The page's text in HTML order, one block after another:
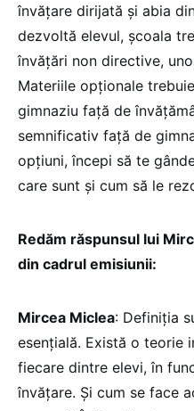
învățare dirijată și abia
dezvoltă elevul, școala
învățări non directive,
Materiile opționale
gimnaziu față de
semnificativ față de
opțiuni, începi să te
care sunt și cum să le
Redăm răspunsul lui
din cadrul emisiunii:
Mircea Miclea: Definiția
esențială. Există o teorie
fiecare dintre elevi, în
învățare. Și cum se face